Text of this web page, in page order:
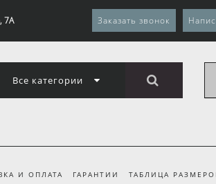
7А Заказать звонок
Все категории
И ОПЛАТА ГАРАНТИИ ТАБЛИЦА